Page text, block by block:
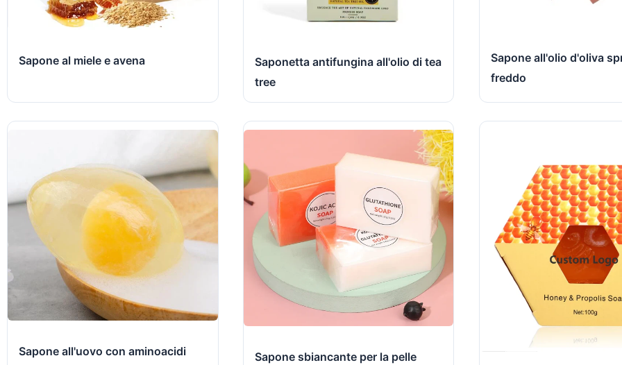
Sapone al miele e avena
Saponetta antifungina all'olio di tea
tree
Sapone all'olio d'oliva
freddo
Sapone all'uovo con aminoacidi
Sapone sbiancante per la pelle